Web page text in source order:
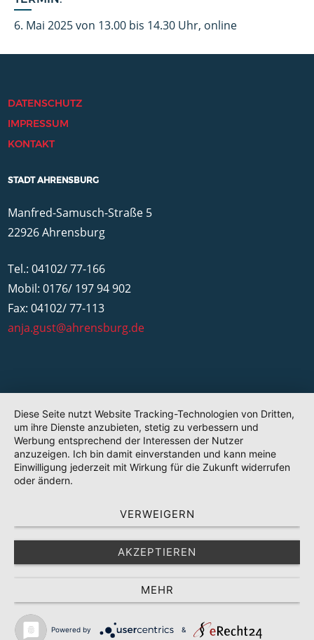
6. Mai 2025 von 13.00 bis 14.30 Uhr, online
DATENSCHUTZ
IMPRESSUM
KONTAKT
STADT AHRENSBURG
Manfred-Samusch-Straße 5
22926 Ahrensburg
Tel.: 04102/ 77-166
Mobil: 0176/ 197 94 902
Fax: 04102/ 77-113
anja.gust@ahrensburg.de
Diese Seite nutzt Website Tracking-Technologien von Dritten,
um ihre Dienste anzubieten, stetig zu verbessern und
Werbung entsprechend der Interessen der Nutzer
anzuzeigen. Ich bin damit einverstanden und kann meine
Einwilligung jederzeit mit Wirkung für die Zukunft widerrufen
oder ändern.
VERWEIGERN
AKZEPTIEREN
MEHR
Powered by &